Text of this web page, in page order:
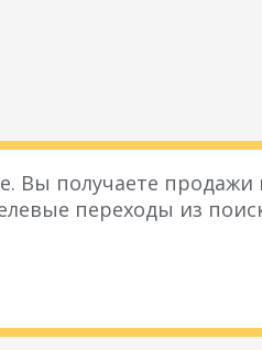
Вы получаете продажи
переходы из